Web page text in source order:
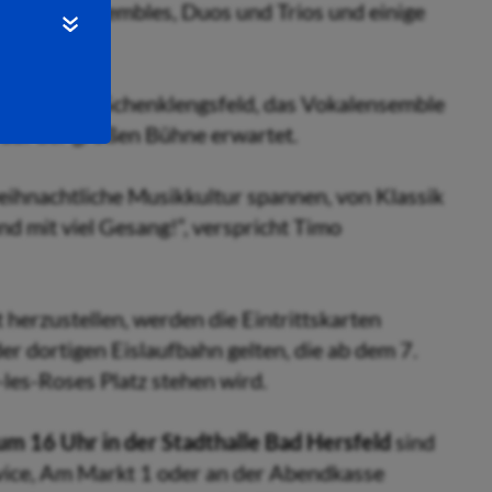
Duos und Trios und einige
Schenklengsfeld, das Vokalensemble
auf der großen Bühne erwartet.
Musikkultur spannen, von Klassik
mit viel Gesang!“, verspricht Timo
werden die Eintrittskarten
dortigen Eislaufbahn gelten, die ab dem 7.
Roses Platz stehen wird.
16 Uhr in der Stadthalle Bad Hersfeldsind
Am Markt 1 oder an der Abendkasse